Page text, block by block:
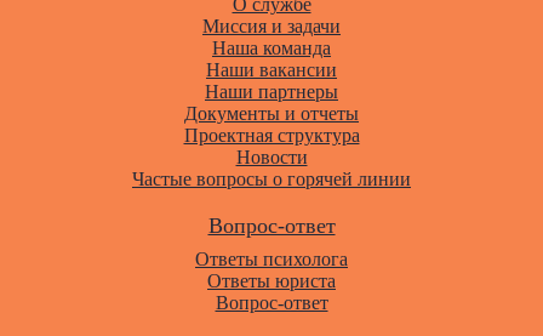
О службе
Миссия и задачи
Наша команда
Наши вакансии
Наши партнеры
Документы и отчеты
Проектная структура
Новости
Частые вопросы о горячей линии
Вопрос-ответ
Ответы психолога
Ответы юриста
Вопрос-ответ